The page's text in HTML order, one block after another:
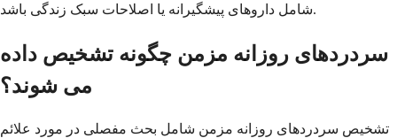
شامل داروهای پیشگیرانه یا اصلاحات سبک زندگی باشد.
سردردهای روزانه مزمن چگونه تشخیص داده
می شوند؟
تشخیص سردردهای روزانه مزمن شامل بحث مفصلی در مورد علائم